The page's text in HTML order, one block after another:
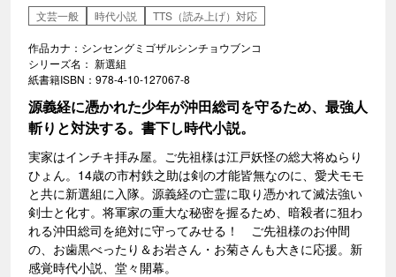
文芸一般
時代小説 TTS（読み上げ）対応
作品カナ：シンセングミゴザルシンチョウブンコ
シリーズ名： 新選組
紙書籍ISBN：978-4-10-127067-8
源義経に憑かれた少年が沖田総司を守るため、最強人
斬りと対決する。書下し時代小説。
実家はインチキ拝み屋。ご先祖様は江戸妖怪の総大将ぬらり
ひょん。14歳の市村鉄之助は剣の才能皆無なのに、愛犬モモ
と共に新選組に入隊。源義経の亡霊に取り憑かれて滅法強い
剣士と化す。将軍家の重大な秘密を握るため、暗殺者に狙わ
れる沖田総司を絶対に守ってみせる！ ご先祖様のお仲間
の、お歯黒べったり＆お岩さん・お菊さんも大きに応援。新
感覚時代小説、堂々開幕。